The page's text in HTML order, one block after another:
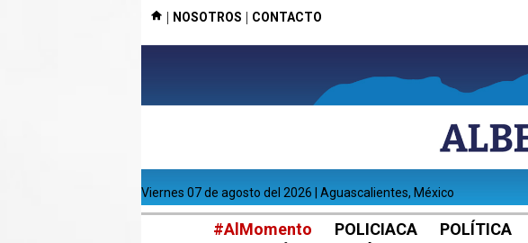
| NOSOTROS | CONTACTO
viernes 07 de agosto del 2026 | Aguascalientes, México
#AlMomento POLICIACA POLÍTICA